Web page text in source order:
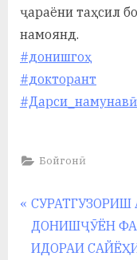
ҷараёни таҳсил
намоянд.
#донишгоҳ
#докторант
#Дарси_намунавӣ
Бойгонӣ
по
P
r
e
ДОНИШҶӮЁН
ИДОРАИ